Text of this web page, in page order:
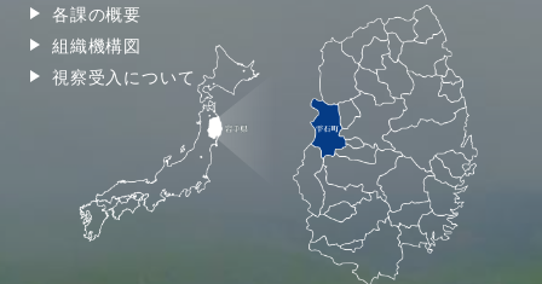
各課の概要
組織機構図
視察受入について